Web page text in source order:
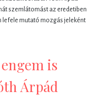
szemlátomást az eredetiben
lefele mutató mozgás jeleként
is
Árpád